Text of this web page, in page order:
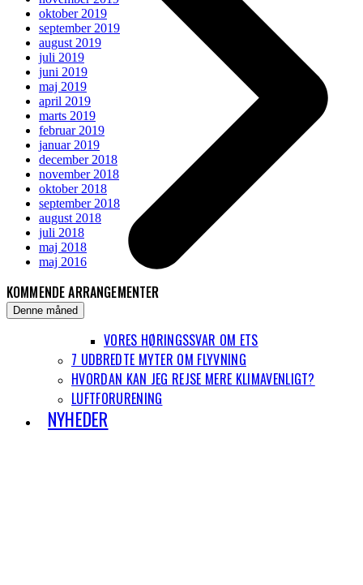
VORES HØRINGSSVAR OM ETS
7 UDBREDTE MYTER OM FLYVNING
HVORDAN KAN JEG REJSE MERE KLIMAVENLIGT?
LUFTFORURENING
NYHEDER
oktober 2019
september 2019
august 2019
juli 2019
juni 2019
maj 2019
april 2019
marts 2019
februar 2019
januar 2019
december 2018
november 2018
oktober 2018
september 2018
august 2018
juli 2018
maj 2018
maj 2016
KOMMENDE ARRANGEMENTER
Denne måned